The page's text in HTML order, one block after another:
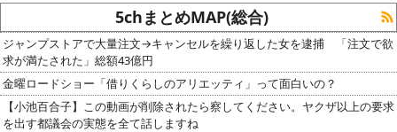
5chまとめMAP(総合)
ジャンプストアで大量注文→キャンセルを繰り返した女を逮捕 「注文で欲
求が満たされた」総額43億円
金曜ロードショー「借りくらしのアリエッティ」って面白いの？
【小池百合子】この動画が削除されたら察してください。ヤクザ以上の要求
を出す都議会の実態を全て話しますね